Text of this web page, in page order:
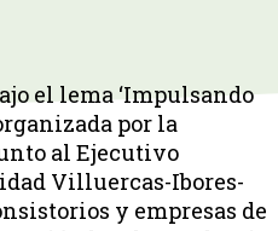
el lema ‘Impulsando
por la
al Ejecutivo
Villuercas-Ibores-
y empresas de